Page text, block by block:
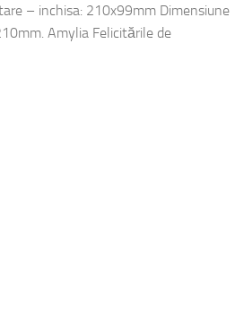
– inchisa: 210x99mm Dimensiune
Amylia Felicitările de